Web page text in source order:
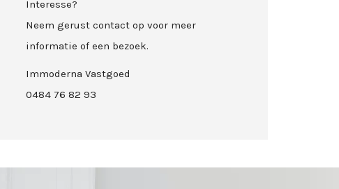
Interesse?
Neem gerust contact op voor meer
informatie of een bezoek.
Immoderna Vastgoed
0484 76 82 93